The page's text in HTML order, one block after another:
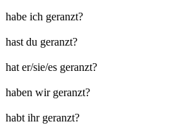
habe ich geranzt?
hast du geranzt?
hat er/sie/es geranzt?
haben wir geranzt?
habt ihr geranzt?